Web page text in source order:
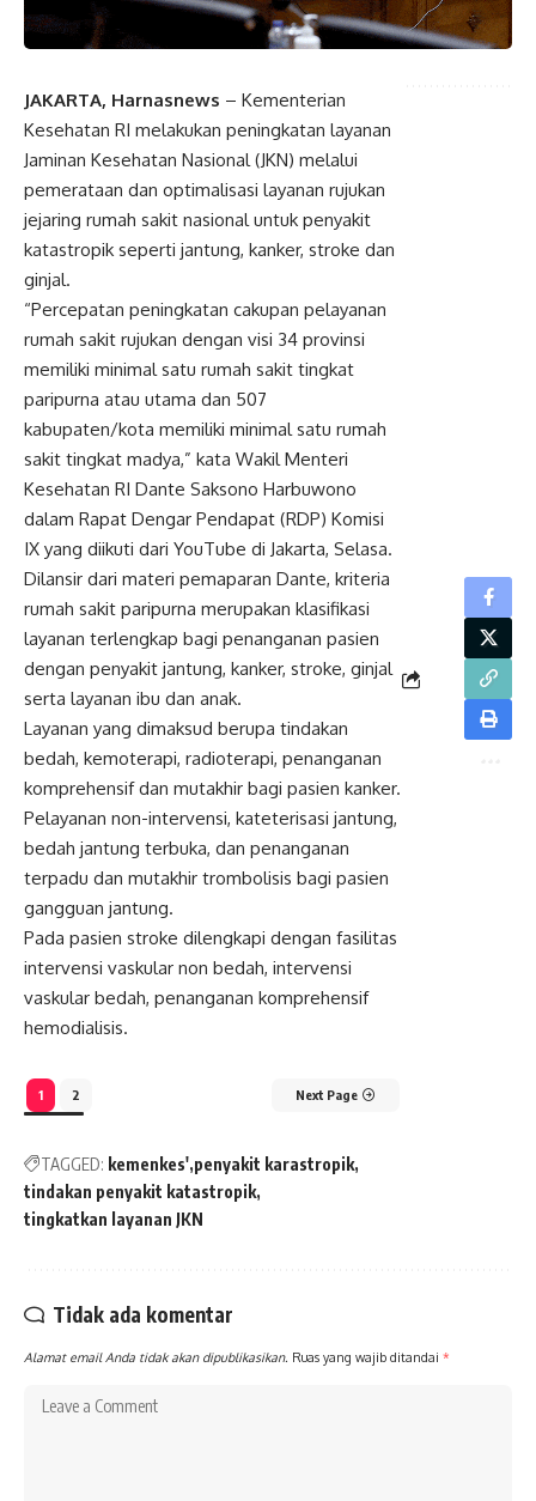
JAKARTA, Harnasnews – Kementerian
Kesehatan RI melakukan peningkatan layanan
Jaminan Kesehatan Nasional (JKN) melalui
pemerataan dan optimalisasi layanan rujukan
jejaring rumah sakit nasional untuk penyakit
katastropik seperti jantung, kanker, stroke dan
ginjal.
“Percepatan peningkatan cakupan pelayanan
rumah sakit rujukan dengan visi 34 provinsi
memiliki minimal satu rumah sakit tingkat
paripurna atau utama dan 507
kabupaten/kota memiliki minimal satu rumah
sakit tingkat madya,” kata Wakil Menteri
Kesehatan RI Dante Saksono Harbuwono
dalam Rapat Dengar Pendapat (RDP) Komisi
IX yang diikuti dari YouTube di Jakarta, Selasa.
Dilansir dari materi pemaparan Dante, kriteria
rumah sakit paripurna merupakan klasifikasi
layanan terlengkap bagi penanganan pasien
dengan penyakit jantung, kanker, stroke, ginjal
serta layanan ibu dan anak.
Layanan yang dimaksud berupa tindakan
bedah, kemoterapi, radioterapi, penanganan
komprehensif dan mutakhir bagi pasien kanker.
Pelayanan non-intervensi, kateterisasi jantung,
bedah jantung terbuka, dan penanganan
terpadu dan mutakhir trombolisis bagi pasien
gangguan jantung.
Pada pasien stroke dilengkapi dengan fasilitas
intervensi vaskular non bedah, intervensi
vaskular bedah, penanganan komprehensif
hemodialisis.
1 2 Next Page
TAGGED: kemenkes' penyakit karastropik
tindakan penyakit katastropik
tingkatkan layanan JKN
Tidak ada komentar
Alamat email Anda tidak akan dipublikasikan. Ruas yang wajib ditandai *